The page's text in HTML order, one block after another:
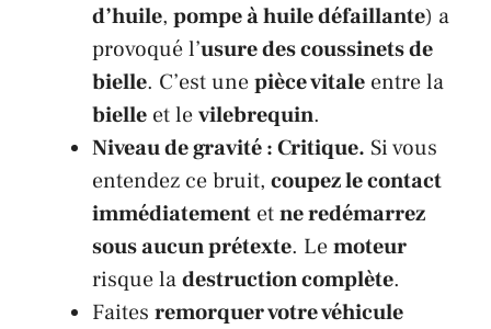
d’huile, pompe à huile défaillante) a
provoqué l’usure des coussinets de
bielle. C’est unepièce vitale entre la
bielle et levilebrequin.
Niveau de gravité : Critique. Si vous
entendez ce bruit, coupez le contact
immédiatement etne redémarrez
sous aucun prétexte. Lemoteur
risque ladestruction complète.
Faites remorquer votre véhicule